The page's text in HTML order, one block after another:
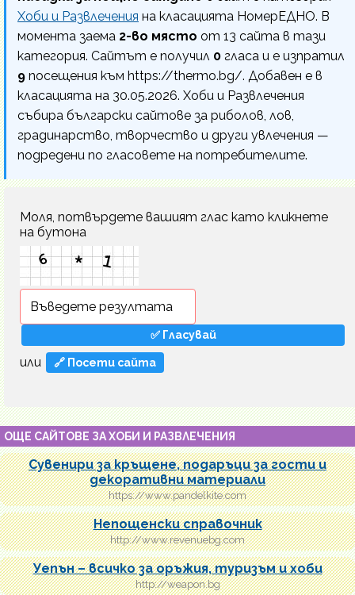
Хоби и Развлечения на класацията НомерЕДНО. В
момента заема 2-во място от 13 сайта в тази
категория. Сайтът е получил 0 гласа и е изпратил
9 посещения към https://thermo.bg/. Добавен е в
класацията на 30.05.2026. Хоби и Развлечения
събира български сайтове за риболов, лов,
градинарство, творчество и други увлечения —
подредени по гласовете на потребителите.
Моля, потвърдете вашият глас като кликнете
на бутона
или 🔗 Посети сайта
ОЩЕ САЙТОВЕ ЗА ХОБИ И РАЗВЛЕЧЕНИЯ
Сувенири за кръщене, подаръци за гости и
декоративни материали
https://www.pandelkite.com
Непощенски справочник
http://www.revenuebg.com
Уепън – всичко за оръжия, туризъм и хоби
http://weapon.bg